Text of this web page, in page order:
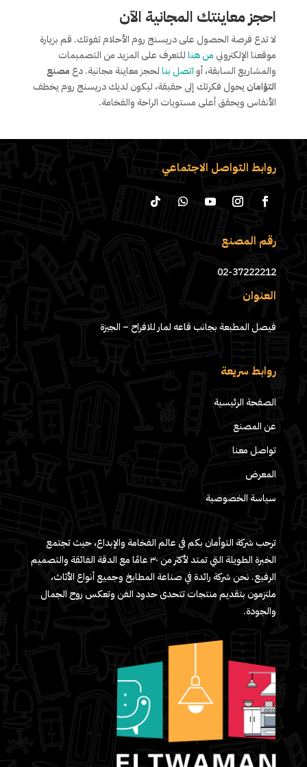
احجز معاينتك المجانية الآن
لا تدع فرصة الحصول على دريسنج روم الأحلام تفوتك. قم بزيارة
موقعنا الإلكتروني من هناللتعرف على المزيد من التصميمات
والمشاريع السابقة، أو اتصل بنالحجز معاينة مجانية. دع مصنع
التؤامانيحول فكرتك إلى حقيقة، ليكون لديك دريسنج روم يخطف
الأنفاس ويحقق أعلى مستويات الراحة والفخامة.
روابط التواصل الاجتماعي
رقم المصنع
02-37222212
العنوان
فيصل المطبعة بجانب قاعه لمار للافراح – الجيزة
روابط سريعة
الصفحة الرئيسية
عن المصنع
تواصل معنا
المعرض
سياسة الخصوصية
ترحب شركة التوأمان بكم في عالم الفخامة والإبداع، حيث تجتمع
الخبرة الطويلة التي تمتد لأكثر من ٣٠ عامًا مع الدقة الفائقة والتصميم
الرفيع. نحن شركة رائدة في صناعة المطابخ وجميع أنواع الأثاث،
ملتزمون بتقديم منتجات تتحدى حدود الفن وتعكس روح الجمال
والجودة.